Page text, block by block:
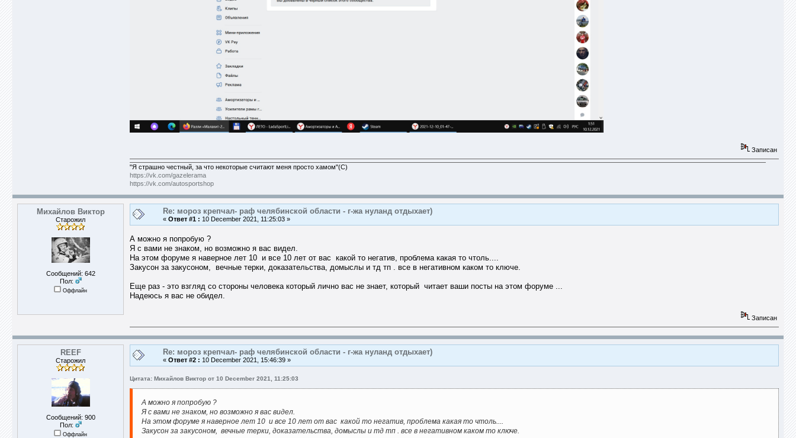
Записан
"Я страшно честный, за что некоторые считают меня просто хамом"(С)
https://vk.com/gazelerama
https://vk.com/autosportshop
Михайлов Виктор
Старожил
Сообщений: 642
Пол:
Оффлайн
Re: мороз крепчал- раф челябинской области - г-жа нуланд отдыхает)
« Ответ #1 : 10 December 2021, 11:25:03 »
А можно я попробую ?
Я с вами не знаком, но возможно я вас видел.
На этом форуме я наверное лет 10 и все 10 лет от вас какой то негатив, проблема какая то чтоль....
Закусон за закусоном, вечные терки, доказательства, домыслы и тд тп . все в негативном каком то ключе.
Еще раз - это взгляд со стороны человека который лично вас не знает, который читает ваши посты на этом форуме ...
Надеюсь я вас не обидел.
Записан
REEF
Старожил
Сообщений: 900
Пол:
Оффлайн
Re: мороз крепчал- раф челябинской области - г-жа нуланд отдыхает)
« Ответ #2 : 10 December 2021, 15:46:39 »
Цитата: Михайлов Виктор от 10 December 2021, 11:25:03
А можно я попробую ?
Я с вами не знаком, но возможно я вас видел.
На этом форуме я наверное лет 10 и все 10 лет от вас какой то негатив, проблема какая то чтоль....
Закусон за закусоном, вечные терки, доказательства, домыслы и тд тп . все в негативном каком то ключе.